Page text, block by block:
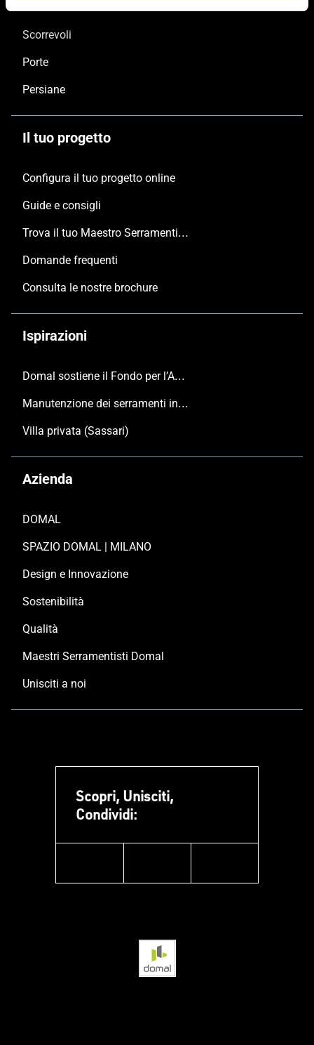
Porte finestre
Scorrevoli
Porte
Persiane
Il tuo progetto
Configura il tuo progetto online
Guide e consigli
Trova il tuo Maestro Serramentista Domal
Domande frequenti
Consulta le nostre brochure
Ispirazioni
Domal sostiene il Fondo per l’Ambiente Italiano anche per le Giornate FAI di Primavera 2024
Manutenzione dei serramenti in alluminio
Villa privata (Sassari)
Azienda
DOMAL
SPAZIO DOMAL | MILANO
Design e Innovazione
Sostenibilità
Qualità
Maestri Serramentisti Domal
Unisciti a noi
Scopri, Unisciti,
Condividi: